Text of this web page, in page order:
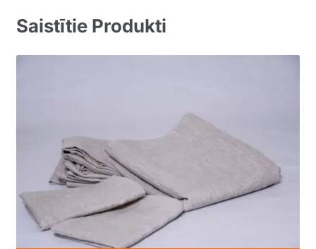
Saistītie Produkti